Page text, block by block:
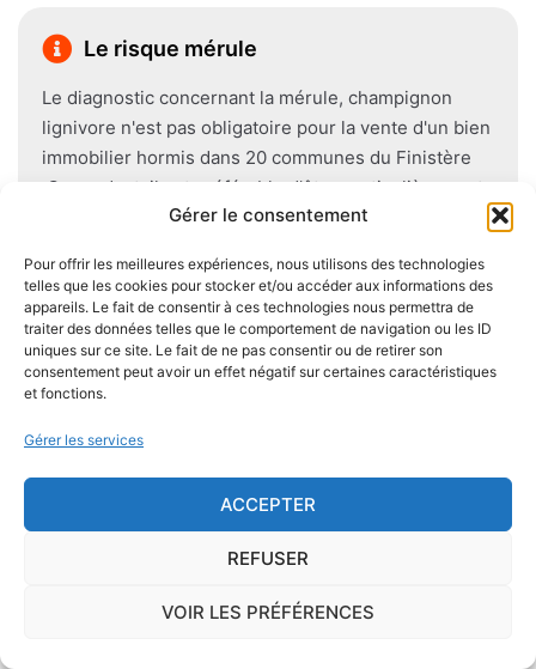
Gérer le consentement
Pour offrir les meilleures expériences, nous utilisons des technologies
telles que les cookies pour stocker et/ou accéder aux informations des
appareils. Le fait de consentir à ces technologies nous permettra de
traiter des données telles que le comportement de navigation ou les ID
uniques sur ce site. Le fait de ne pas consentir ou de retirer son
consentement peut avoir un effet négatif sur certaines caractéristiques
et fonctions.
Gérer les services
ACCEPTER
REFUSER
VOIR LES PRÉFÉRENCES
Le risque mérule
Le diagnostic concernant la mérule, champignon
lignivore n'est pas obligatoire pour la vente d'un bien
immobilier hormis dans 20 communes du Finistère
.Cependant, il est préférable d'être particulièrement
vigilant car des chantiers de champignons lignivores
France, en particulier dans le Finistère ou à Paris.
Pour éviter l'apparition et la prolifération de mérule
dans un logement contenant du bois, des règles sont
à respecter lors de la construction de celui-ci.
prévoir des aérations en sous-sol limitent les risques